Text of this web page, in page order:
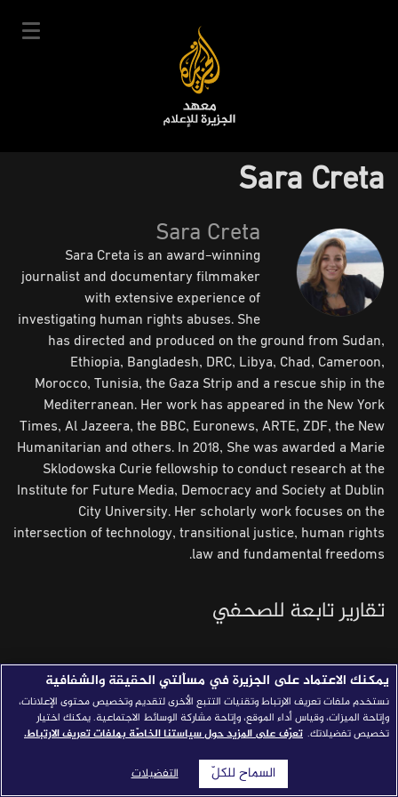
account
menu
Main
navigation
دوراتنا
جدول الدورات
خبراؤنا
عن المعهد
التعليم الإلكتروني
أخبار وفعاليات
قصص النجاح
مجلة الصحافة
إصداراتنا
معارف إعلامية
Sara Creta
Sara Creta
Sara Creta is an award-winning
journalist and documentary filmmaker
with extensive experience of
investigating human rights abuses. She
has directed and produced on the ground from Sudan,
Ethiopia, Bangladesh, DRC, Libya, Chad, Cameroon,
Morocco, Tunisia, the Gaza Strip and a rescue ship in the
Mediterranean. Her work has appeared in the New York
Times, Al Jazeera, the BBC, Euronews, ARTE, ZDF, the New
Humanitarian and others. In 2018, She was awarded a Marie
Sklodowska Curie fellowship to conduct research at the
Institute for Future Media, Democracy and Society at Dublin
City University. Her scholarly work focuses on the
intersection of technology, transitional justice, human rights
law and fundamental freedoms.
تقارير تابعة للصحفي
يمكنك الاعتماد على الجزيرة في مسألتي الحقيقة والشفافية
نستخدم ملفات تعريف الارتباط وتقنيات التتبع الأخرى لتقديم وتخصيص محتوى الإعلانات،
وإتاحة الميزات، وقياس أداء الموقع، وإتاحة مشاركة الوسائط الاجتماعية. يمكنك اختيار
تخصيص تفضيلاتك. تعرّف على المزيد حول سياستنا الخاصّة بملفات تعريف الارتباط.
التفضيلات السماح للكلّ